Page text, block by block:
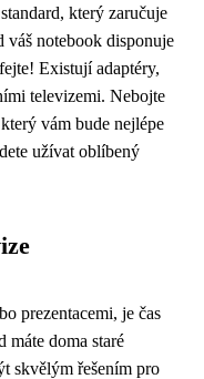
který zaručuje
notebook disponuje
Existují adaptéry,
televizemi. Nebojte
vám bude nejlépe
užívat oblíbený
prezentacemi, je čas
máte doma staré
skvělým řešením pro